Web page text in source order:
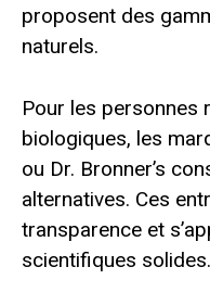
proposent des
naturels.
Pour les personnes
biologiques, les
ou Dr. Bronner’s
alternatives. Ces
transparence et
scientifiques solides.